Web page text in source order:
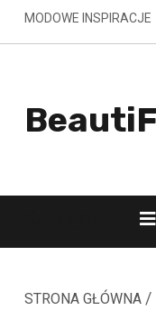
Skip
to
MODOWE INSPIRACJE
STRONA GŁÓWNA/